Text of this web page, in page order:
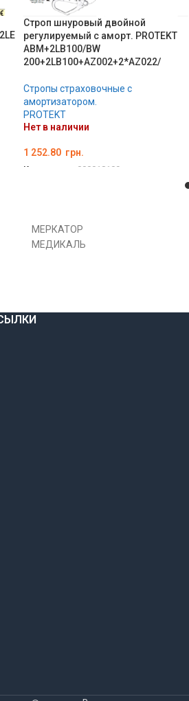
Строп шнуровый двойной
регулируемый с аморт. PROTEKT
ABM+2LB100/BW
200+2LB100+AZ002+2*AZ022/
Стропы страховочные с
амортизатором.
PROTEKT
Нет в наличии
1 252.80 грн.
Код товара: 000018109
МЕРКАТОР
МЕДИКАЛЬ